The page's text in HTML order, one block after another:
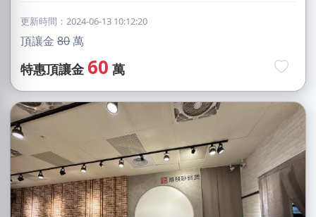
更新時間：2024-06-13 10:12:20
頂讓金 80萬
特惠頂讓金 60 萬